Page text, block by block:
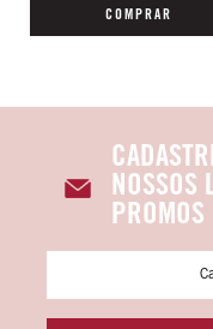
COMPRAR
NOSSOS
PROMOS